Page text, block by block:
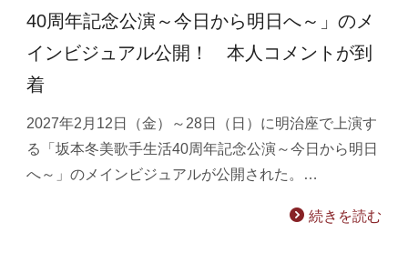
40周年記念公演～今日から明日へ～」のメ
インビジュアル公開！ 本人コメントが到
着
2027年2月12日（金）～28日（日）に明治座で上演す
る「坂本冬美歌手生活40周年記念公演～今日から明日
へ～」のメインビジュアルが公開された。…
続きを読む